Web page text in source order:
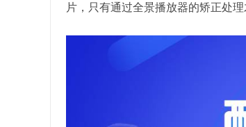
片，只有通过全景播放器的矫正处理